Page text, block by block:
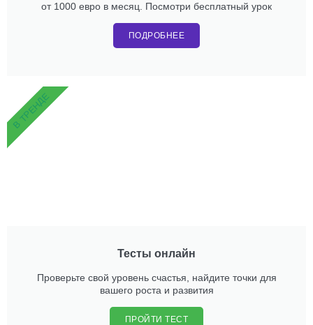
от 1000 евро в месяц. Посмотри бесплатный урок
ПОДРОБНЕЕ
Тесты онлайн
Проверьте свой уровень счастья, найдите точки для
вашего роста и развития
ПРОЙТИ ТЕСТ
В ТРЕНДЕ